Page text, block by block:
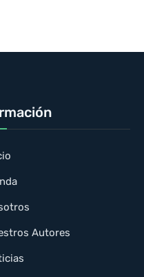
Autores